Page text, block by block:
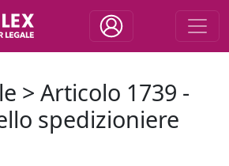
> Articolo 1739 -
spedizioniere